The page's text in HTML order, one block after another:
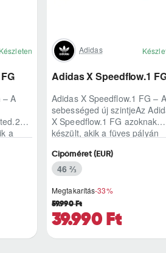
Készleten
– A
a
Adidas
Adidas X Speedflow.1
Adidas X Speedflow.1 FG – A
sebességed új szintjeAz
X Speedflow.1 FG azoknak
készült, akik a füves pályán
ritmust diktál..
Megtakarítás-33%
39.990 Ft
59.990 Ft
Cipőméret (EUR)
46 ⅔